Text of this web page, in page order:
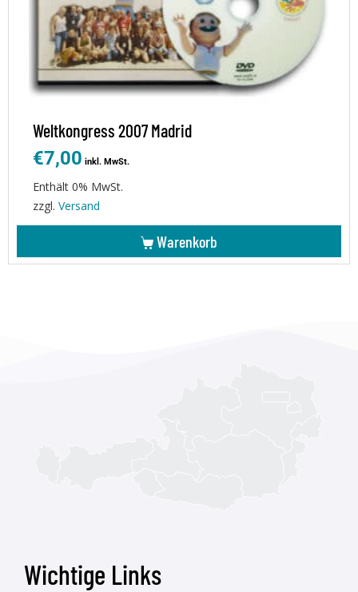
Weltkongress 2007 Madrid
€7,00 inkl. MwSt.
Enthält 0% MwSt.
zzgl. Versand
Wichtige Links